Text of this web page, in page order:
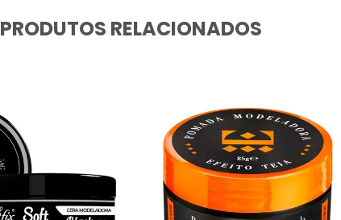
PRODUTOS RELACIONADOS